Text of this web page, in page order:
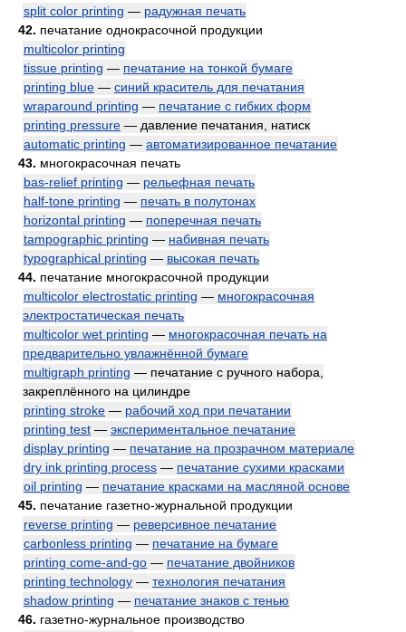
split color printing — радужная печать
42. печатание однокрасочной продукции
multicolor printing
tissue printing — печатание на тонкой бумаге
printing blue — синий краситель для печатания
wraparound printing — печатание с гибких форм
printing pressure — давление печатания, натиск
automatic printing — автоматизированное печатание
43. многокрасочная печать
bas-relief printing — рельефная печать
half-tone printing — печать в полутонах
horizontal printing — поперечная печать
tampographic printing — набивная печать
typographical printing — высокая печать
44. печатание многокрасочной продукции
multicolor electrostatic printing — многокрасочная
электростатическая печать
multicolor wet printing — многокрасочная печать на
предварительно увлажнённой бумаге
multigraph printing — печатание с ручного набора,
закреплённого на цилиндре
printing stroke — рабочий ход при печатании
printing test — экспериментальное печатание
display printing — печатание на прозрачном материале
dry ink printing process — печатание сухими красками
oil printing — печатание красками на масляной основе
45. печатание газетно-журнальной продукции
reverse printing — реверсивное печатание
carbonless printing — печатание на бумаге
printing come-and-go — печатание двойников
printing technology — технология печатания
shadow printing — печатание знаков с тенью
46. газетно-журнальное производство